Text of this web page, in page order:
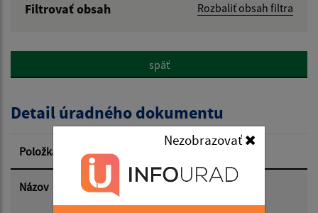
Nezobrazovať
Filtrovať obsah Rozbaliť obsah filtra
Popis:
Dátum zverejnenia od:
Dátum zverejnenia do:
späť
Detail úradného dokumentu
Položka Informácia
Názov
Uznesenia z 2.zasadnutia obecného
zastupiteľstva z 1.6.2026